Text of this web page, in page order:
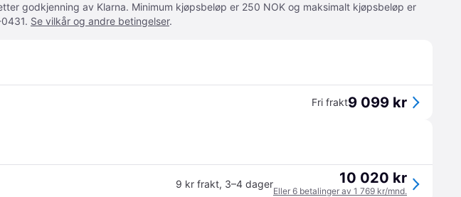
godkjenning av Klarna. Minimum kjøpsbeløp er 250 NOK og maksimalt kjøpsbeløp er
Se vilkår og andre betingelser.
Fri frakt9 099 kr
9 kr frakt, 3–4 dager 10 020 kr
Eller 6 betalinger av 1 769 kr/mnd.